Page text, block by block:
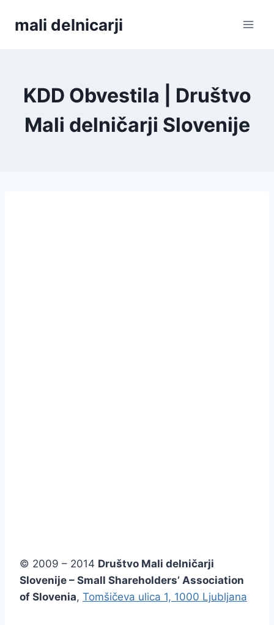
mali delnicarji
KDD Obvestila | Društvo
Mali delničarji Slovenije
© 2009 – 2014 Društvo Mali delničarji
Slovenije – Small Shareholders’ Association
of Slovenia, Tomšičeva ulica 1, 1000 Ljubljana